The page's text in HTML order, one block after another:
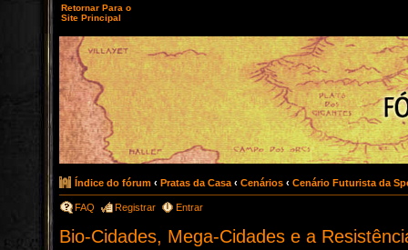
Retornar Para o
Site Principal
Índice do fórum ‹ Pratas da Casa ‹ Cenários ‹ Cenário Futurista da
FAQ Registrar Entrar
Bio-Cidades, Mega-Cidades e a